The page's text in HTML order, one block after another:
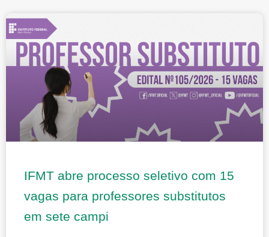
IFMT abre processo seletivo com 15
vagas para professores substitutos
em sete campi